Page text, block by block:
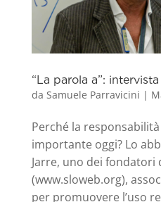
“La parola a”:
da Samuele Parravicini |
Perché la
importante oggi? Lo
Jarre, uno dei fondatori
(www.sloweb.org),
per promuovere l’uso